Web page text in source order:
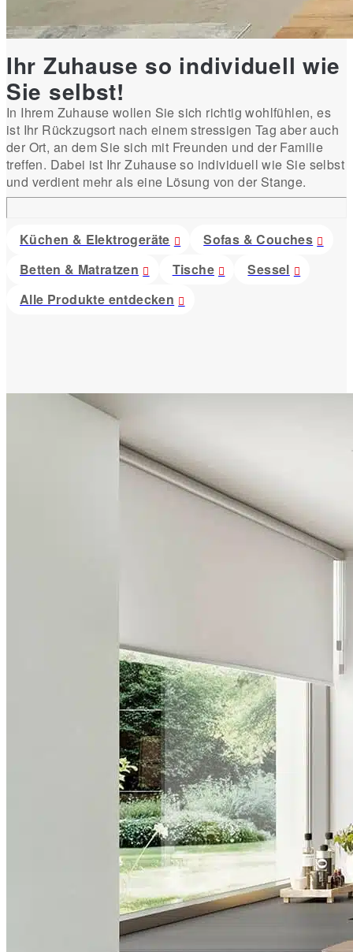
Ihr Zuhause so individuell wie
Sie selbst!
In Ihrem Zuhause wollen Sie sich richtig wohlfühlen, es
ist Ihr Rückzugsort nach einem stressigen Tag aber auch
der Ort, an dem Sie sich mit Freunden und der Familie
treffen. Dabei ist Ihr Zuhause so individuell wie Sie selbst
und verdient mehr als eine Lösung von der Stange.
Küchen & Elektrogeräte
Sofas & Couches
Betten & Matratzen
Tische
Sessel
Alle Produkte entdecken